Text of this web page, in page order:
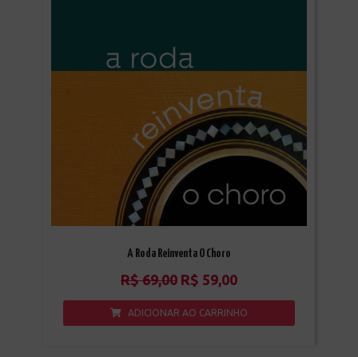
A Roda Reinventa O Choro
R$69,00 R$ 59,00
ADICIONAR AO CARRINHO